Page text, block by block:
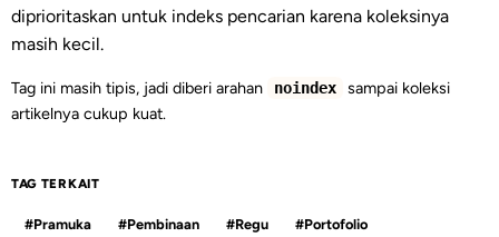
diprioritaskan untuk indeks pencarian karena koleksinya
masih kecil.
Tag ini masih tipis, jadi diberi arahan noindex
sampai koleksi
artikelnya cukup kuat.
TAG TERKAIT
#Pramuka #Pembinaan #Regu #Portofolio